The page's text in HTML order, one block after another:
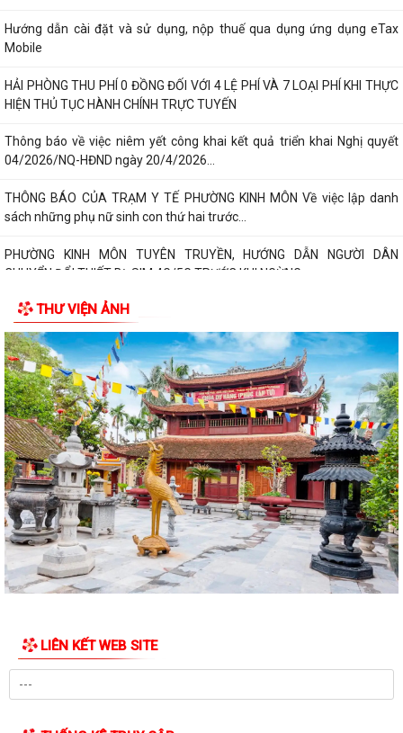
Hướng dẫn cài đặt và sử dụng, nộp thuế qua dụng ứng dụng eTax
Mobile
HẢI PHÒNG THU PHÍ 0 ĐỒNG ĐỐI VỚI 4 LỆ PHÍ VÀ 7 LOẠI PHÍ KHI THỰC
HIỆN THỦ TỤC HÀNH CHÍNH TRỰC TUYẾN
Thông báo về việc niêm yết công khai kết quả triển khai Nghị quyết
04/2026/NQ-HĐND ngày 20/4/2026...
THÔNG BÁO CỦA TRẠM Y TẾ PHƯỜNG KINH MÔN Về việc lập danh
sách những phụ nữ sinh con thứ hai trước...
PHƯỜNG KINH MÔN TUYÊN TRUYỀN, HƯỚNG DẪN NGƯỜI DÂN
CHUYỂN ĐỔI THIẾT BỊ, SIM 4G/5G TRƯỚC KHI NGỪNG...
THƯ VIỆN ẢNH
LIÊN KẾT WEB SITE